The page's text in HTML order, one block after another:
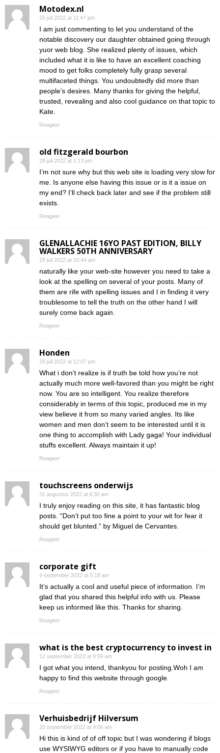
Motodex.nl
25 juli 2022 at 11:47 pm
I am just commenting to let you understand of the
notable discovery our daughter obtained going through
yuor web blog. She realized plenty of issues, which
included what it is like to have an excellent coaching
mood to get folks completely fully grasp several
multifaceted things. You undoubtedly did more than
people’s desires. Many thanks for giving the helpful,
trusted, revealing and also cool guidance on that topic to
Kate.
Reageer
old fitzgerald bourbon
28 juli 2022 at 1:13 pm
I’m not sure why but this web site is loading very slow for
me. Is anyone else having this issue or is it a issue on
my end? I’ll check back later and see if the problem still
exists.
Reageer
GLENALLACHIE 16YO PAST EDITION, BILLY
WALKERS 50TH ANNIVERSARY
29 juli 2022 at 10:44 am
naturally like your web-site however you need to take a
look at the spelling on several of your posts. Many of
them are rife with spelling issues and I in finding it very
troublesome to tell the truth on the other hand I will
surely come back again.
Reageer
Honden
29 juli 2022 at 12:07 pm
What i don’t realize is if truth be told how you’re not
actually much more well-favored than you might be right
now. You are so intelligent. You realize therefore
considerably in terms of this topic, produced me in my
view believe it from so many varied angles. Its like
women and men don’t seem to be interested until it is
one thing to accomplish with Lady gaga! Your individual
stuffs excellent. Always maintain it up!
Reageer
touchscreens onderwijs
31 augustus 2022 at 6:30 am
I truly enjoy reading on this site, it has fantastic blog
posts. “Don’t put too fine a point to your wit for fear it
should get blunted.” by Miguel de Cervantes.
Reageer
corporate gift
9 september 2022 at 5:18 am
It’s actually a cool and useful piece of information. I’m
glad that you shared this helpful info with us. Please
keep us informed like this. Thanks for sharing.
Reageer
what is the best cryptocurrency to invest in
12 september 2022 at 9:59 am
I got what you intend, thankyou for posting.Woh I am
happy to find this website through google.
Reageer
Verhuisbedrijf Hilversum
20 september 2022 at 9:56 am
Hi this is kind of of off topic but I was wondering if blogs
use WYSIWYG editors or if you have to manually code